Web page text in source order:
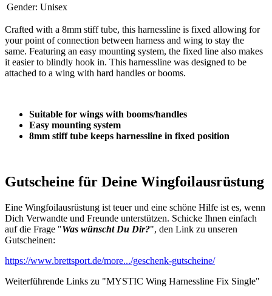
Gender: Unisex
Crafted with a 8mm stiff tube, this harnessline is fixed allowing for
your point of connection between harness and wing to stay the
same. Featuring an easy mounting system, the fixed line also makes
it easier to blindly hook in. This harnessline was designed to be
attached to a wing with hard handles or booms.
Suitable for wings with booms/handles
Easy mounting system
8mm stiff tube keeps harnessline in fixed position
Gutscheine für Deine Wingfoilausrüstung
Eine Wingfoilausrüstung ist teuer und eine schöne Hilfe ist es, wenn
Dich Verwandte und Freunde unterstützen. Schicke Ihnen einfach
auf die Frage "Was wünscht Du Dir?", den Link zu unseren
Gutscheinen:
https://www.brettsport.de/more.../geschenk-gutscheine/
Weiterführende Links zu "MYSTIC Wing Harnessline Fix Single"